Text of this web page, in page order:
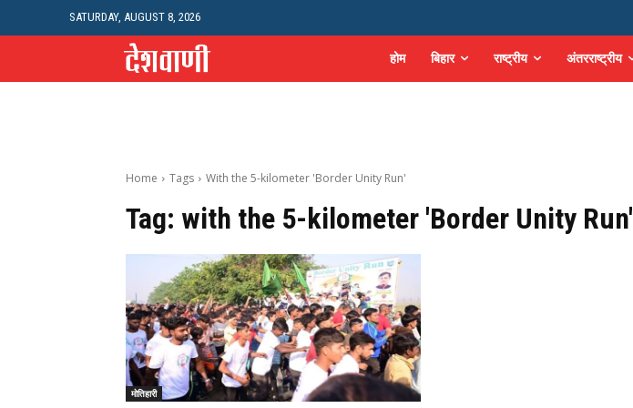
SATURDAY, AUGUST 8, 2026
होम बिहार राष्ट्रीय अंतरराष्ट्रीय
Home Tags With the 5-kilometer 'Border Unity Run'
Tag: with the 5-kilometer 'Border Unity Run'
मोतिहारी